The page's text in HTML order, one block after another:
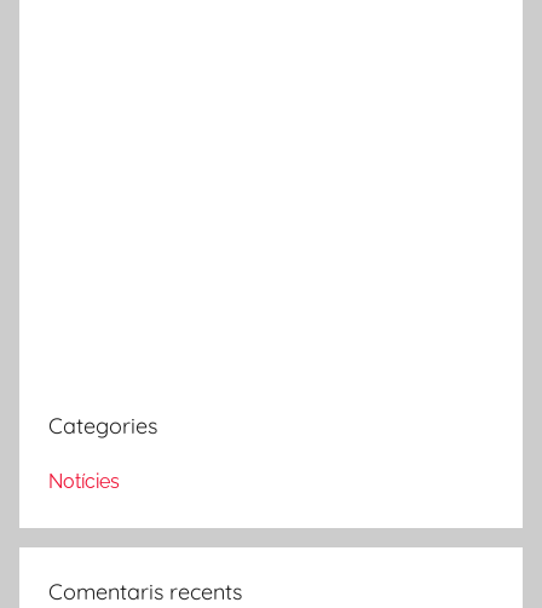
Categories
Notícies
Comentaris recents